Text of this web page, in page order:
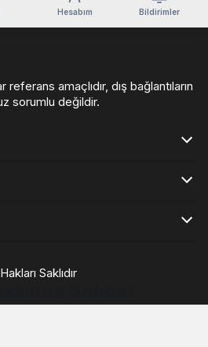
Hesabım Bildirimler
amaçlıdır, dış bağlantıların
sorumlu değildir.
Saklıdır